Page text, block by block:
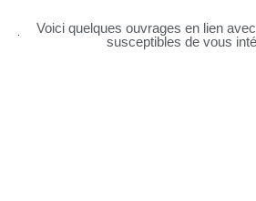
Voici quelques ouvrages en lien
susceptibles de vous